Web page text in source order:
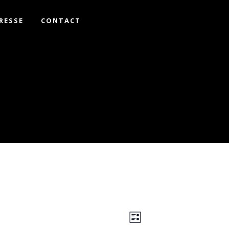
CONTACT
NAVIGATION
NAVIGATION
DE
Liste